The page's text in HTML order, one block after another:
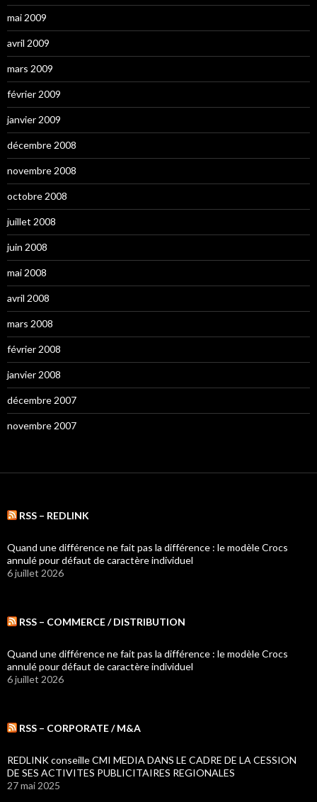
mai 2009
avril 2009
mars 2009
février 2009
janvier 2009
décembre 2008
novembre 2008
octobre 2008
juillet 2008
juin 2008
mai 2008
avril 2008
mars 2008
février 2008
janvier 2008
décembre 2007
novembre 2007
RSS – REDLINK
Quand une différence ne fait pas la différence : le modèle Crocs
annulé pour défaut de caractère individuel
6 juillet 2026
RSS – COMMERCE / DISTRIBUTION
Quand une différence ne fait pas la différence : le modèle Crocs
annulé pour défaut de caractère individuel
6 juillet 2026
RSS – CORPORATE / M&A
REDLINK conseille CMI MEDIA DANS LE CADRE DE LA CESSION
DE SES ACTIVITES PUBLICITAIRES REGIONALES
27 mai 2025